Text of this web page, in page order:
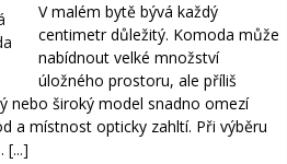
V malém bytě bývá každý
centimetr důležitý. Komoda může
nabídnout velké množství
úložného prostoru, ale příliš
nebo široký model snadno omezí
a místnost opticky zahltí. Při výběru
[...]